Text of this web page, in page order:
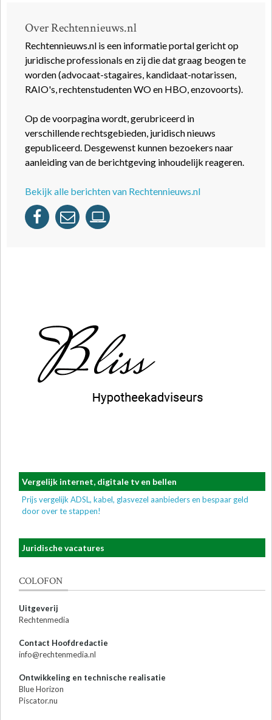
Over Rechtennieuws.nl
Rechtennieuws.nl is een informatie portal gericht op
juridische professionals en zij die dat graag beogen te
worden (advocaat-stagaires, kandidaat-notarissen,
RAIO's, rechtenstudenten WO en HBO, enzovoorts).
Op de voorpagina wordt, gerubriceerd in
verschillende rechtsgebieden, juridisch nieuws
gepubliceerd. Desgewenst kunnen bezoekers naar
aanleiding van de berichtgeving inhoudelijk reageren.
Bekijk alle berichten van Rechtennieuws.nl
Vergelijk internet, digitale tv en bellen
Prijs vergelijk ADSL, kabel, glasvezel aanbieders en bespaar geld
door over te stappen!
Juridische vacatures
COLOFON
Uitgeverij
Rechtenmedia
Contact Hoofdredactie
info@rechtenmedia.nl
Ontwikkeling en technische realisatie
Blue Horizon
Piscator.nu